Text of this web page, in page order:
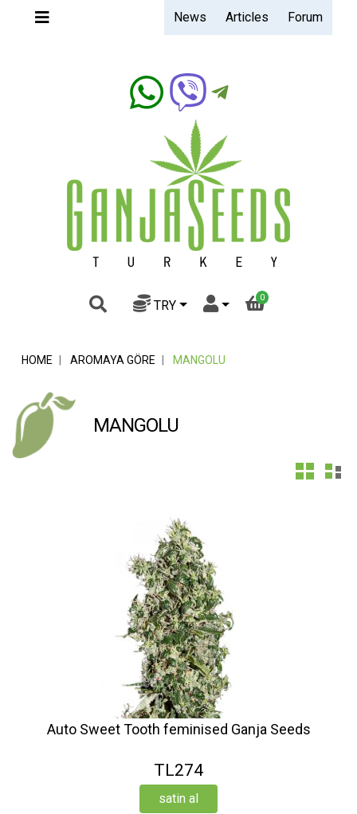
News Articles Forum
Ganjaseeds.band
TRY
0
HOME AROMAYA GÖRE MANGOLU
MANGOLU
Auto Sweet Tooth feminised Ganja Seeds
TL274
satin al